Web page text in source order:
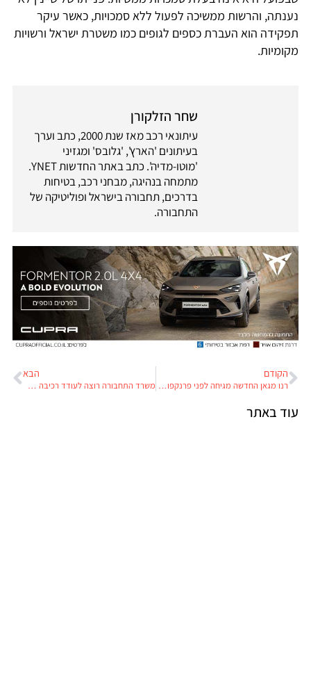
נענתה, והרשות ממשיכה לפעול ללא סמכויות, כאשר עיקר
תפקידה הוא העברת כספים לגופים כמו משטרת ישראל ורשויות
מקומיות.
שחר הזלקורן
עיתונאי רכב מאז שנת 2000, כתב וערך
בעיתונים 'הארץ', 'גלובס' ומגזיני
'מוטו-מדיה'. כתב באתר החדשות YNET.
מתמחה בנהיגה, מבחני רכב, בטיחות
בדרכים, תחבורה בישראל ופוליטיקה של
התחבורה.
הקודם
רנו מגאן החדשה מגיחה לפני פרנקפורט 2015
הבא
משרד התחבורה רוצה לעודד רכיבה על אופנועים וקטנועים
עוד באתר